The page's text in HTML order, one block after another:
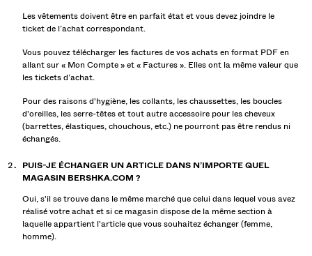
Les vêtements doivent être en parfait état et vous devez joindre le
ticket de l’achat correspondant.
Vous pouvez télécharger les factures de vos achats en format PDF en
allant sur « Mon Compte » et « Factures ». Elles ont la même valeur que
les tickets d’achat.
Pour des raisons d'hygiène, les collants, les chaussettes, les boucles
d'oreilles, les serre-têtes et tout autre accessoire pour les cheveux
(barrettes, élastiques, chouchous, etc.) ne pourront pas être rendus ni
échangés.
PUIS-JE ÉCHANGER UN ARTICLE DANS N’IMPORTE QUEL
MAGASIN BERSHKA.COM ?
Oui, s'il se trouve dans le même marché que celui dans lequel vous avez
réalisé votre achat et si ce magasin dispose de la même section à
laquelle appartient l'article que vous souhaitez échanger (femme,
homme).